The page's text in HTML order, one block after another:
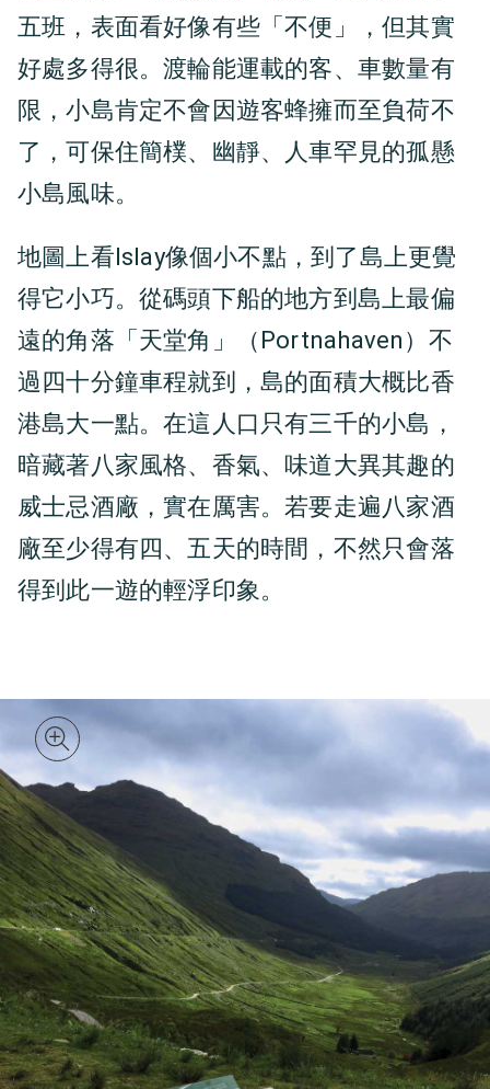
五班，表面看好像有些「不便」，但其實
好處多得很。渡輪能運載的客、車數量有
限，小島肯定不會因遊客蜂擁而至負荷不
了，可保住簡樸、幽靜、人車罕見的孤懸
小島風味。
地圖上看Islay像個小不點，到了島上更覺
得它小巧。從碼頭下船的地方到島上最偏
遠的角落「天堂角」（Portnahaven）不
過四十分鐘車程就到，島的面積大概比香
港島大一點。在這人口只有三千的小島，
暗藏著八家風格、香氣、味道大異其趣的
威士忌酒廠，實在厲害。若要走遍八家酒
廠至少得有四、五天的時間，不然只會落
得到此一遊的輕浮印象。